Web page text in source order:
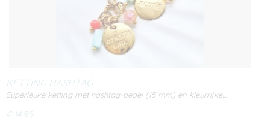
KETTING HASHTAG
Superleuke ketting met hashtag-bedel (15 mm) en kleurrijke…
€ 14,95